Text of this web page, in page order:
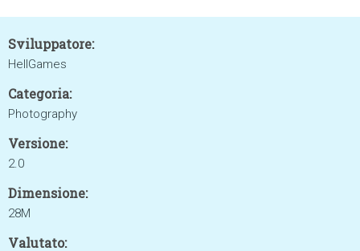
Sviluppatore:
HellGames
Categoria:
Photography
Versione:
2.0
Dimensione:
28M
Valutato: